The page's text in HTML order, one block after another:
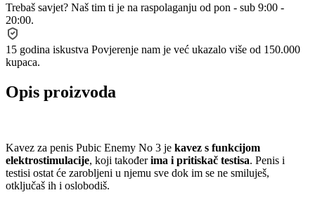
Trebaš savjet? Naš tim ti je na raspolaganju od pon - sub 9:00 -
20:00.
15 godina iskustva Povjerenje nam je već ukazalo više od 150.000
kupaca.
Opis proizvoda
Kavez za penis Pubic Enemy No 3 je kavez s funkcijom
elektrostimulacije, koji takođerima i pritiskač testisa. Penis i
testisi ostat će zarobljeni u njemu sve dok im se ne smiluješ,
otključaš ih i oslobodiš.